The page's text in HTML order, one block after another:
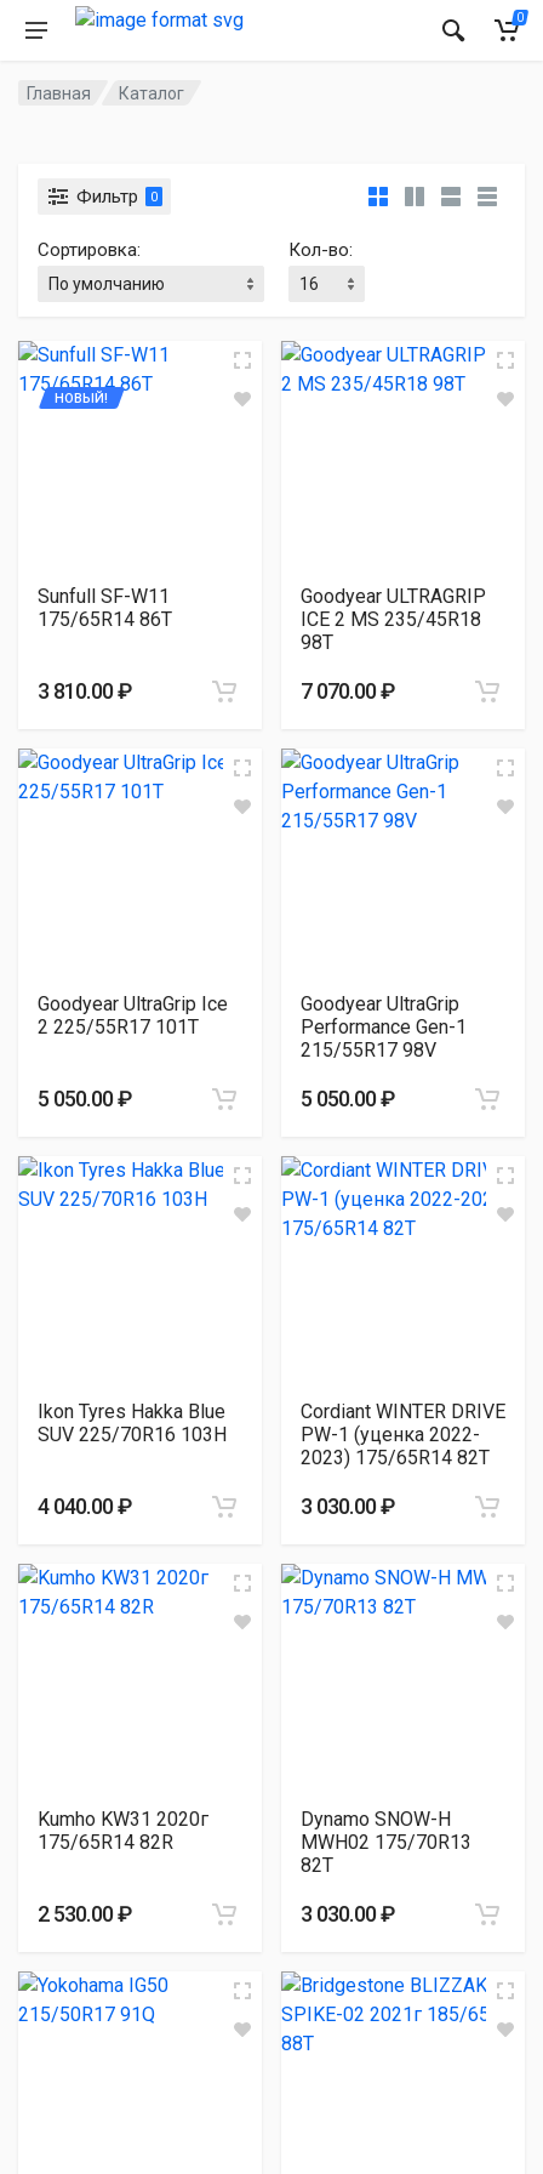
0
Главная Каталог
Фильтр 0
Сортировка: Кол-во:
НОВЫЙ!
Sunfull SF-W11
175/65R14 86T
3 810.00 ₽
Goodyear ULTRAGRIP
ICE 2 MS 235/45R18
98T
7 070.00 ₽
Goodyear UltraGrip Ice
2 225/55R17 101T
5 050.00 ₽
Goodyear UltraGrip
Performance Gen-1
215/55R17 98V
5 050.00 ₽
Ikon Tyres Hakka Blue
SUV 225/70R16 103H
4 040.00 ₽
Cordiant WINTER DRIVE
PW-1 (уценка 2022-
2023) 175/65R14 82T
3 030.00 ₽
Kumho KW31 2020г
175/65R14 82R
2 530.00 ₽
Dynamo SNOW-H
MWH02 175/70R13
82T
3 030.00 ₽